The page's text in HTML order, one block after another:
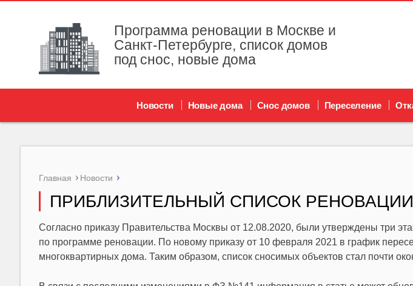
Программа реновации в Москве и
Санкт-Петербурге, список домов
под снос, новые дома
Новости Новые дома Снос домов Переселение
Главная Новости
ПРИБЛИЗИТЕЛЬНЫЙ СПИСОК
Согласно приказу Правительства Москвы от 12.08.2020, были утверждены три
по программе реновации. По новому приказу от 10 февраля 2021 в график
многоквартирных дома. Таким образом, список сносимых объектов стал почти